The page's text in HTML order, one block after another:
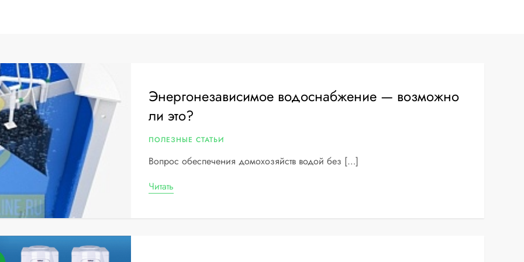
Энергонезависимое водоснабжение — возможно
ли это?
ПОЛЕЗНЫЕ СТАТЬИ
Вопрос обеспечения домохозяйств водой без […]
Читать